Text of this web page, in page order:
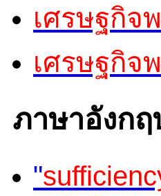
เศรษฐกิจ
เศรษฐกิจ
ภาษาอังกฤ
"